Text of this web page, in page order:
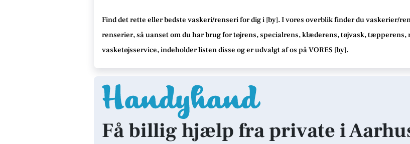
Find det rette eller bedste vaskeri/renseri for dig i [by]. I vores overblik finder du vaskerier/
renserier, så uanset om du har brug for tøjrens, specialrens, klæderens, tøjvask,
vasketøjsservice, indeholder listen disse og er udvalgt af os på VORES [by].
Få billig hjælp fra private i